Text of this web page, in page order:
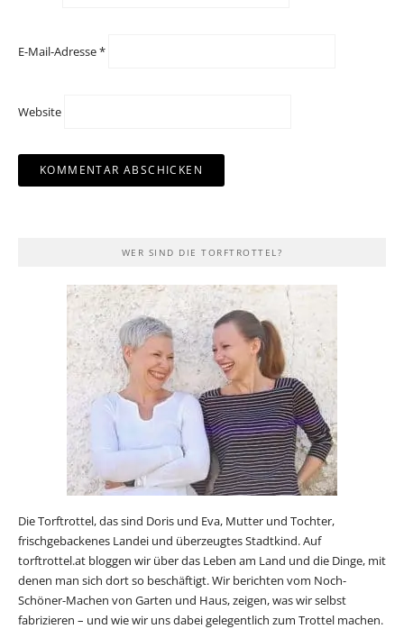
E-Mail-Adresse*
Website
WER SIND DIE TORFTROTTEL?
Die Torftrottel, das sind Doris und Eva, Mutter und Tochter,
frischgebackenes Landei und überzeugtes Stadtkind. Auf
torftrottel.at bloggen wir über das Leben am Land und die Dinge, mit
denen man sich dort so beschäftigt. Wir berichten vom Noch-
Schöner-Machen von Garten und Haus, zeigen, was wir selbst
fabrizieren – und wie wir uns dabei gelegentlich zum Trottel machen.